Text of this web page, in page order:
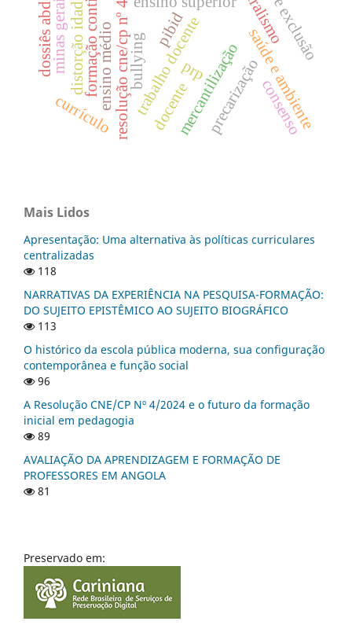
resolução cne/cp nº 4/2024 docente
currículo mercantilização
precarização
trabalho docente saúde e ambiente
bullying
ensino médio
minas gerais prp
dossiês abdc pibid
consenso
Mais Lidos
Apresentação: Uma alternativa às políticas curriculares
centralizadas
118
NARRATIVAS DA EXPERIÊNCIA NA PESQUISA-FORMAÇÃO:
DO SUJEITO EPISTÊMICO AO SUJEITO BIOGRÁFICO
113
O histórico da escola pública moderna, sua configuração
contemporânea e função social
96
A Resolução CNE/CP Nº 4/2024 e o futuro da formação
inicial em pedagogia
89
AVALIAÇÃO DA APRENDIZAGEM E FORMAÇÃO DE
PROFESSORES EM ANGOLA
81
Preservado em: